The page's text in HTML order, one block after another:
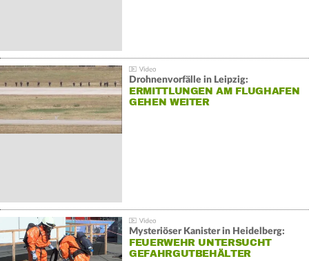
Drohnenvorfälle in Leipzig:
ERMITTLUNGEN AM FLUGHAFEN
GEHEN WEITER
Mysteriöser Kanister in Heidelberg:
FEUERWEHR UNTERSUCHT
GEFAHRGUTBEHÄLTER